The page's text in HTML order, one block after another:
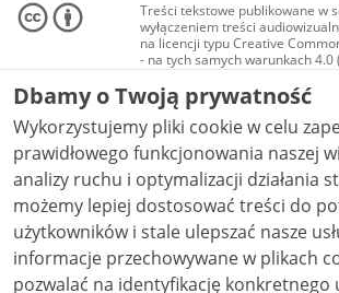
Treści tekstowe publikowane w
wyłączeniem treści
na licencji typu Creative
- na tych samych warunkach 4.0
Materiały audiowizualne, w tym
audio i wideo, są udostępniane
Creative Commons: uznanie
niekomercyjne - bez utworów
NC-ND 4.0), o ile nie jest to
Dbamy o Twoją prywatność
Wykorzystujemy pliki cookie w celu
prawidłowego funkcjonowania naszej
analizy ruchu i optymalizacji działania strony.
możemy lepiej dostosować treści do
użytkowników i stale ulepszać nasze usługi.
informacje przechowywane w plikach
pozwalać na identyfikację konkretnego